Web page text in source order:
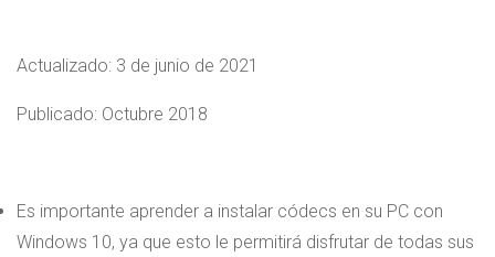
Actualizado: 3 de junio de 2021
Publicado: Octubre 2018
Es importante aprender a instalar códecs en su PC con
Windows 10, ya que esto le permitirá disfrutar de todas sus